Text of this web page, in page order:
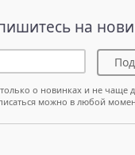
на
о новинках и не чаще
можно в любой